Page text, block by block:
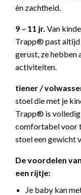
èn zachtheid.
9 – 11 jr. Van
Trapp® past altijd
gerust, ze
activiteiten.
tiener /
stoel die met je
Trapp® is volledig
comfortabel voor
stoel een gewicht
De voordelen
een rijtje:
Je baby kan